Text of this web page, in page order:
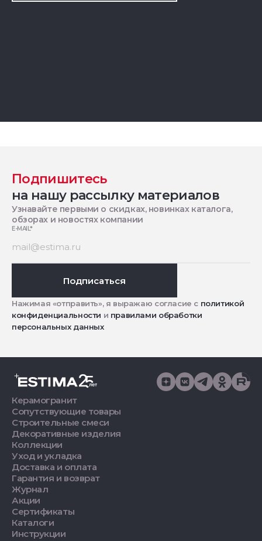
Подпишитесь
на нашу рассылку материалов
Узнавайте первыми о скидках, новинках каталога,
обзорах и новостях компании
E-MAIL*
Подписаться
Нажимая «отправить», я выражаю согласие с политикой
конфиденциальности и правилами обработки
персональных данных
Керамогранит
Сопутствующие товары
Строительные смеси
Декоративные изделия
Коллекции
Уход и укладка
Доставка и оплата
Гарантия и возврат
Журнал
Акции
Сертификаты
Каталоги
Инструкции